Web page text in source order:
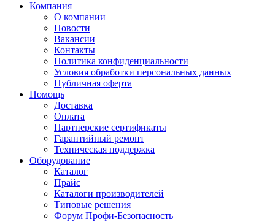
Компания
О компании
Новости
Вакансии
Контакты
Политика конфиденциальности
Условия обработки персональных данных
Публичная оферта
Помощь
Доставка
Оплата
Партнерские сертификаты
Гарантийный ремонт
Техническая поддержка
Оборудование
Каталог
Прайс
Каталоги производителей
Типовые решения
Форум Профи-Безопасность